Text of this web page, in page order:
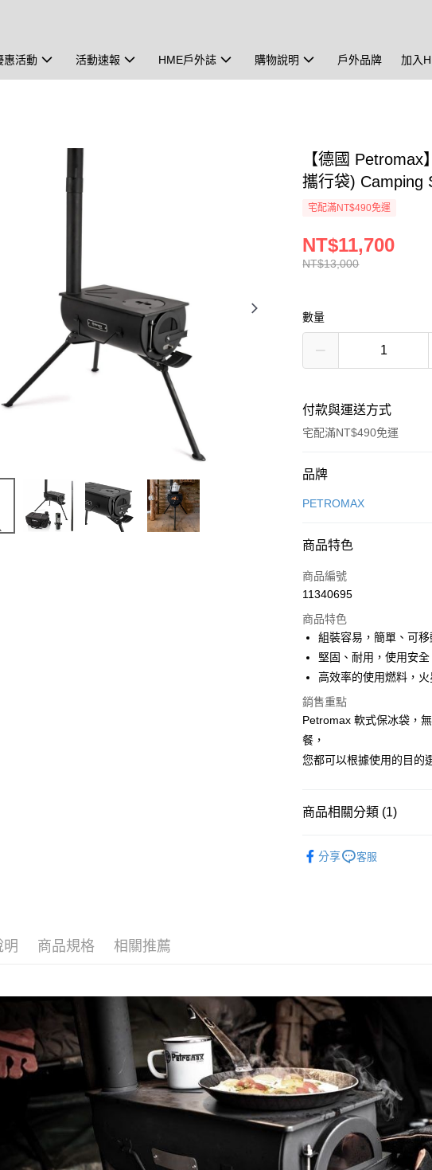
惠活動 活動速報 HME戶外誌 購物說明 戶外品牌 加入
【德國
攜行袋) Camping
宅配滿NT$490免運
NT$13,000
NT$11,700
數量
付款與運送方式
宅配滿NT$490免運
付款方式
信用卡一次付款
合作金庫商業銀行
華南商業銀行
上海商業儲蓄銀行
國泰世華商業銀行
臺灣中小企業銀行
聯邦商業銀行
元大商業銀行
玉山商業銀行
LINE Pay
Apple Pay
ATM付款
運送方式
宅配
每筆NT$80，滿NT$490(
免運費
品牌
PETROMAX
商品特色
商品編號
11340695
商品特色
組裝容易，簡單、可移
堅固、耐用，使用安全
高效率的使用燃料，
銷售重點
Petromax 軟式保冰袋，
餐，
您都可以根據使用的目的
商品相關分類 (1)
分享
客服
明 商品規格 相關推薦